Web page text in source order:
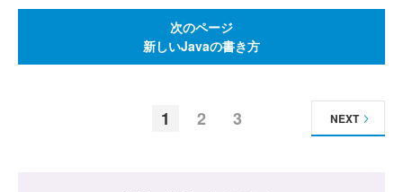
次のページ
新しいJavaの書き方
1 2 3 NEXT